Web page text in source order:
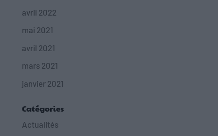
avril 2022
mai 2021
avril 2021
mars 2021
janvier 2021
Catégories
Actualités